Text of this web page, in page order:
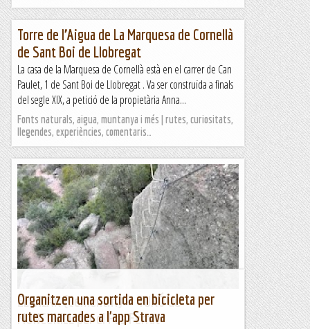
Torre de l’Aigua de La Marquesa de Cornellà
de Sant Boi de Llobregat
La casa de la Marquesa de Cornellà està en el carrer de Can
Paulet, 1 de Sant Boi de Llobregat . Va ser construïda a finals
del segle XIX, a petició de la propietària Anna...
Fonts naturals, aigua, muntanya i més | rutes, curiositats,
llegendes, experiències, comentaris…
EL VILAR (Cementiri) -- TURÓ de
MONCUNILL per el Pas Ferrat
Organitzen una sortida en bicicleta per
rutes marcades a l'app Strava